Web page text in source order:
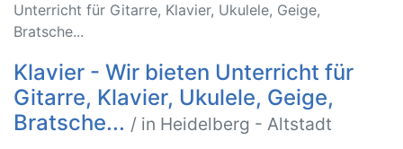
Unterricht für Gitarre, Klavier, Ukulele, Geige,
Bratsche...
Klavier - Wir bieten Unterricht für
Gitarre, Klavier, Ukulele, Geige,
Bratsche... / in Heidelberg - Altstadt